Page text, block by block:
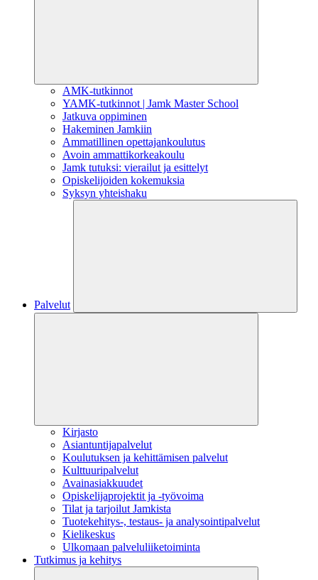
AMK-tutkinnot
YAMK-tutkinnot | Jamk Master School
Jatkuva oppiminen
Hakeminen Jamkiin
Ammatillinen opettajankoulutus
Avoin ammattikorkeakoulu
Jamk tutuksi: vierailut ja esittelyt
Opiskelijoiden kokemuksia
Syksyn yhteishaku
Palvelut
Kirjasto
Asiantuntijapalvelut
Koulutuksen ja kehittämisen palvelut
Kulttuuripalvelut
Avainasiakkuudet
Opiskelijaprojektit​ ja -työvoima
Tilat ja tarjoilut Jamkista
Tuotekehitys-, testaus- ja analysointipalvelut
Kielikeskus
Ulkomaan palveluliiketoiminta
Tutkimus ja kehitys